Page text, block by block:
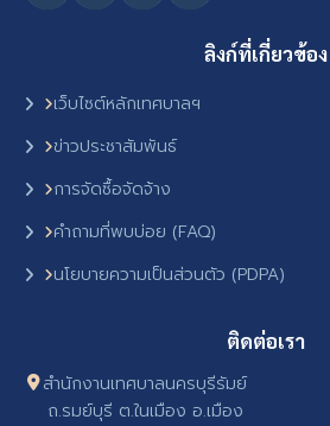
ลิงก์ที่เกี่ยวข้อง
เว็บไซต์หลักเทศบาลฯ
ข่าวประชาสัมพันธ์
การจัดซื้อจัดจ้าง
คำถามที่พบบ่อย (FAQ)
นโยบายความเป็นส่วนตัว (PDPA)
ติดต่อเรา
สำนักงานเทศบาลนครบุรีรัมย์
ถ.รมย์บุรี ต.ในเมือง อ.เมือง